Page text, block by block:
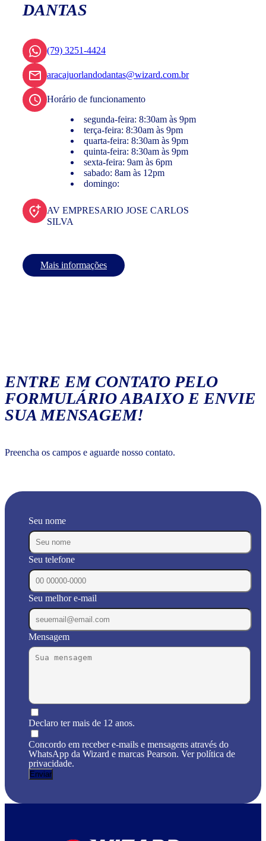
DANTAS
(79) 3251-4424
aracajuorlandodantas@wizard.com.br
Horário de funcionamento
segunda-feira: 8:30am às 9pm
terça-feira: 8:30am às 9pm
quarta-feira: 8:30am às 9pm
quinta-feira: 8:30am às 9pm
sexta-feira: 9am às 6pm
sabado: 8am às 12pm
domingo:
AV EMPRESARIO JOSE CARLOS
SILVA
Mais informações
ENTRE EM CONTATO PELO
FORMULÁRIO ABAIXO E ENVIE
SUA MENSAGEM!
Preencha os campos e aguarde nosso contato.
Seu nome
Seu telefone
Seu melhor e-mail
Mensagem
Declaro ter mais de 12 anos.
Concordo em receber e-mails e mensagens através do
WhatsApp da Wizard e marcas Pearson. Ver política de
privacidade.